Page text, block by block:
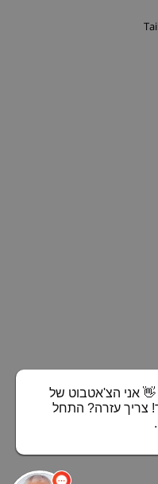
👋 אני הצ'אטבוט של
צריך עזרה? התחל